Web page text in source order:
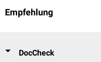
Empfehlung
DocCheck